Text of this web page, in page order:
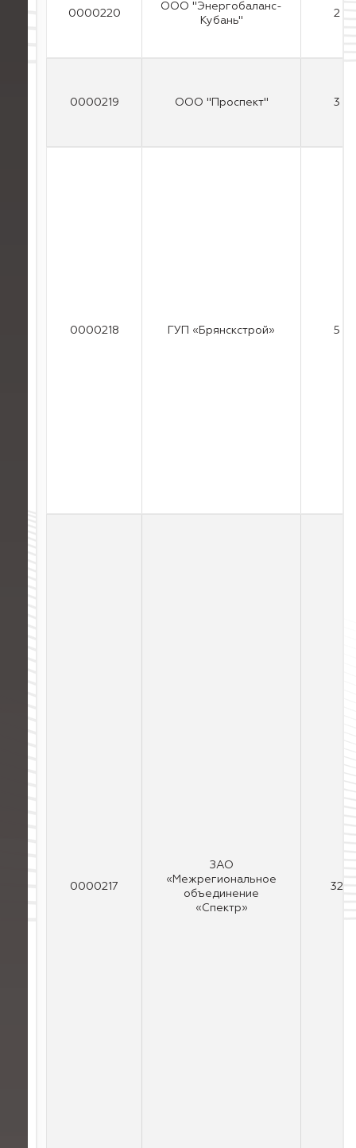
0000220
ООО "Энергобаланс-
Кубань"
2
0000219 ООО "Проспект" 3
0000218 ГУП «Брянскстрой» 5
0000217
ЗАО
«Межрегиональное
объединение
«Спектр»
32